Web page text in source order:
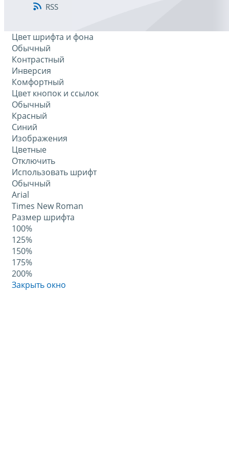
RSS
Цвет шрифта и фона
Обычный
Контрастный
Инверсия
Комфортный
Цвет кнопок и ссылок
Обычный
Красный
Синий
Изображения
Цветные
Отключить
Использовать шрифт
Обычный
Arial
Times New Roman
Размер шрифта
100%
125%
150%
175%
200%
Закрыть окно